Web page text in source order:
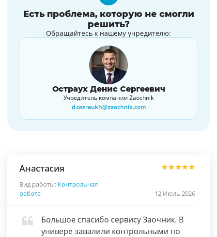
Есть проблема, которую не смогли
решить?
Обращайтесь к нашему учредителю:
Остраух Денис Сергеевич
Учредитель компании Zaochnik
d.ostraukh@zaochnik.com
Анастасия
Вид работы: Контрольная
работа
12 Июль 2026
Большое спасибо сервису Заочник. В
универе завалили контрольными по